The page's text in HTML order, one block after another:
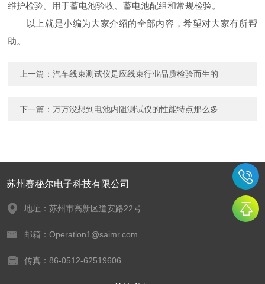
维护检验。用于蓄电池验收、蓄电池配组和常规检验。
以上就是小编为大家介绍的全部内容，希望对大家有所帮
助。
上一篇：汽车线束测试仪是应线束行业品质检验而生的
下一篇：万万没想到电池内阻测试仪的性能特点那么多
苏州赛秘尔电子科技有限公司
地址：苏州市高新区道安路22号
邮箱：Operation1@saimr.com
传真：86-0512-62519606